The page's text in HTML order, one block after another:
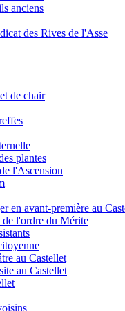
anciens
des Rives de l'Asse
de chair
plantes
l'Ascension
en avant-première au
l'ordre du Mérite
au Castellet
au Castellet